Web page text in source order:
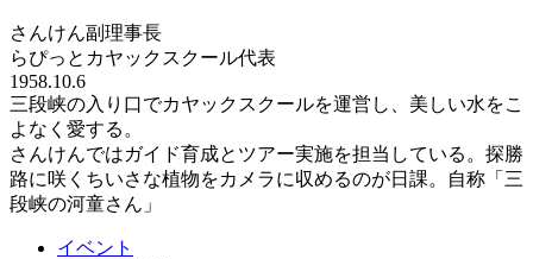
さんけん副理事長
らぴっとカヤックスクール代表
1958.10.6
三段峡の入り口でカヤックスクールを運営し、美しい水をこ
よなく愛する。
さんけんではガイド育成とツアー実施を担当している。探勝
路に咲くちいさな植物をカメラに収めるのが日課。自称「三
段峡の河童さん」
イベント